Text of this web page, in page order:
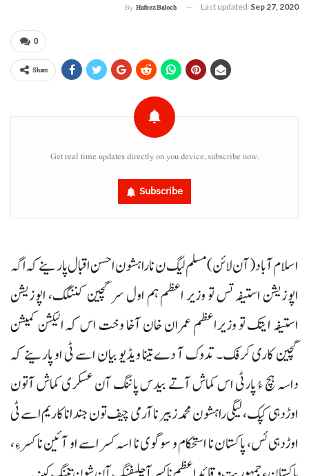
By Hafeez Baloch Last updated Sep 27, 2020
0
Share
Get real time updates directly on you device, subscribe now.
Subscribe
اسلام آباد (آن لائن) مسلم لیگ ن نا راہشون احسن اقبال پارینے کہ اگہ
اپوزیشن استیفہ تس تو وزیر اعظم ہم اول سر گچین کننگک، اپوزیشن
استیفہ ایتک تو وزیراعظم عمران خان آخا وخت اس کہ الیکشن کمیشن
گچین کاری کرفک۔ تدوک آ دے تینا ویڈیو بیان اسے ٹی او پارینے کہ
داسہ ہچ ءُ پارٹی اس کماش آتے بیدس پاننگ آن عسکری کماش آتون
اوڑدہی کپک، لیگی راہشون محمد زبیر نا آرمی چیف تون جند انا کاریم اسے ٹی
اوڑدہی ئس، پاکستان نا استحکام و سوگوی نا اسہ کسر اسے او آئین نا کسر ءِ،